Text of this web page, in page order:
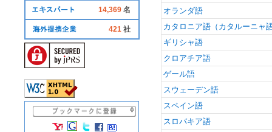
オランダ語
カタロニア語（カタルーニャ
ギリシャ語
クロアチア語
ゲール語
スウェーデン語
スペイン語
スロバキア語
14,369 名
421 社